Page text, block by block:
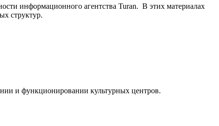
информационного агентства Turan. В этих материалах
структур.
и функционировании культурных центров.